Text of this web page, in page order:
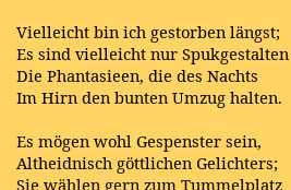
Vielleicht bin ich gestorben längst;
Es sind vielleicht nur Spukgestalten
Die Phantasieen, die des Nachts
Im Hirn den bunten Umzug halten.
Es mögen wohl Gespenster sein,
Altheidnisch göttlichen Gelichters;
Sie wählen gern zum Tummelplatz